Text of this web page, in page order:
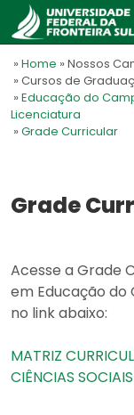
» Home » Nossos
» Cursos de
» Educação do
Licenciatura
» Grade Curricular
Grade
Acesse a Grade
em Educação do
no link abaixo:
MATRIZ
CIÊNCIAS